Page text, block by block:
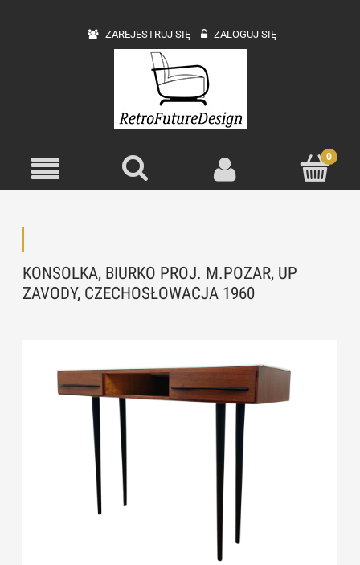
ZAREJESTRUJ SIĘ ZALOGUJ SIĘ
KONSOLKA, BIURKO PROJ. M.POZAR, UP
ZAVODY, CZECHOSŁOWACJA 1960